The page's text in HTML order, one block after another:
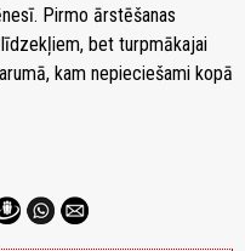
Pirmo ārstēšanas
bet turpmākajai
kam nepieciešami kopā